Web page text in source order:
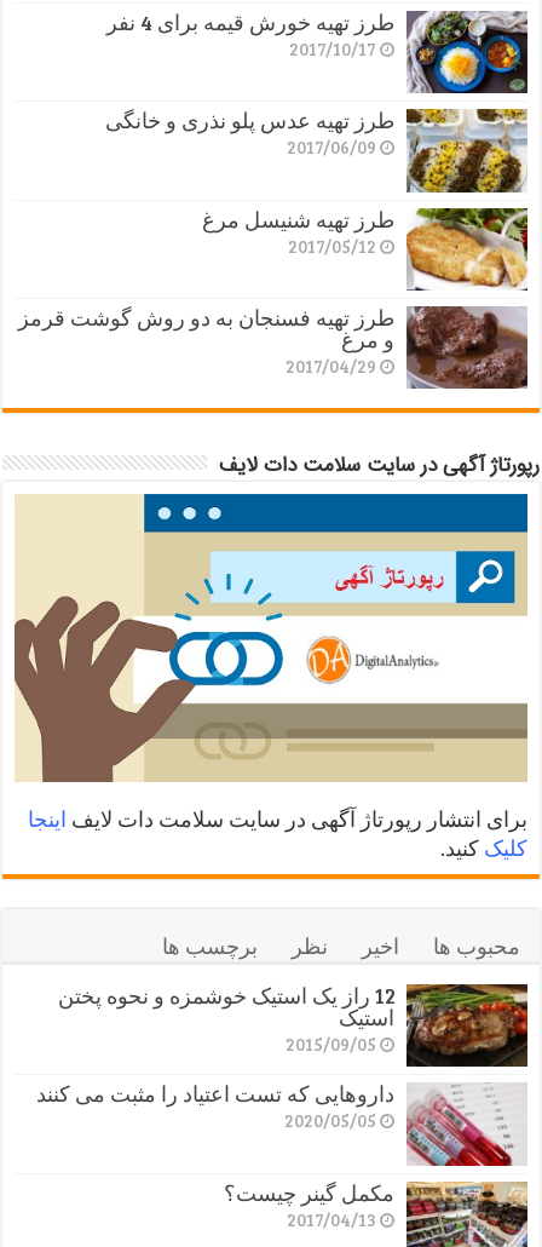
طرز تهیه خورش قیمه برای 4 نفر
2017/10/17
طرز تهیه عدس پلو نذری و خانگی
2017/06/09
طرز تهیه شنیسل مرغ
2017/05/12
طرز تهیه فسنجان به دو روش گوشت قرمز
و مرغ
2017/04/29
رپورتاژ آگهی در سایت سلامت دات لایف
برای انتشار رپورتاژ آگهی در سایت سلامت دات لایف اینجا
کلیک کنید.
محبوب ها اخیر نظر
برچسب ها
12 راز یک استیک خوشمزه و نحوه پختن
استیک
2015/09/05
داروهایی که تست اعتیاد را مثبت می کنند
2020/05/05
مکمل گینر چیست؟
2017/04/13